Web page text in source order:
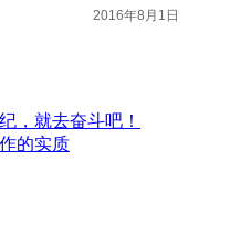
月1日
，就去奋斗吧！
的实质